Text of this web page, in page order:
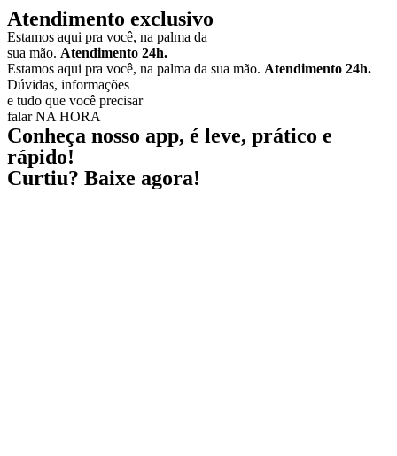
Atendimento exclusivo
Estamos aqui pra você, na palma da
sua mão. Atendimento 24h.
Estamos aqui pra você, na palma da sua mão. Atendimento 24h.
Dúvidas, informações
e tudo que você precisar
falar NA HORA
Conheça nosso app, é leve, prático e
rápido!
Curtiu? Baixe agora!